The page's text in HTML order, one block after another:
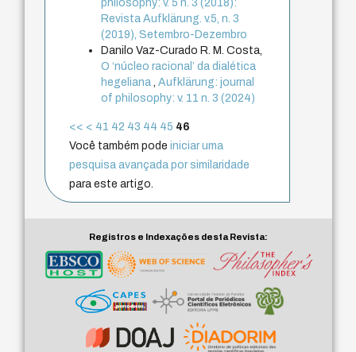
philosophy: v. 5 n. 3 (2018):
Revista Aufklärung. v.5, n. 3
(2019), Setembro-Dezembro
Danilo Vaz-Curado R. M. Costa,
O ‘núcleo racional’ da dialética
hegeliana,Aufklärung: journal
of philosophy: v. 11 n. 3 (2024)
<< < 41 42 43 44 45 46
Você também podeiniciar uma
pesquisa avançada por similaridade
para este artigo.
Registros e Indexações desta Revista: